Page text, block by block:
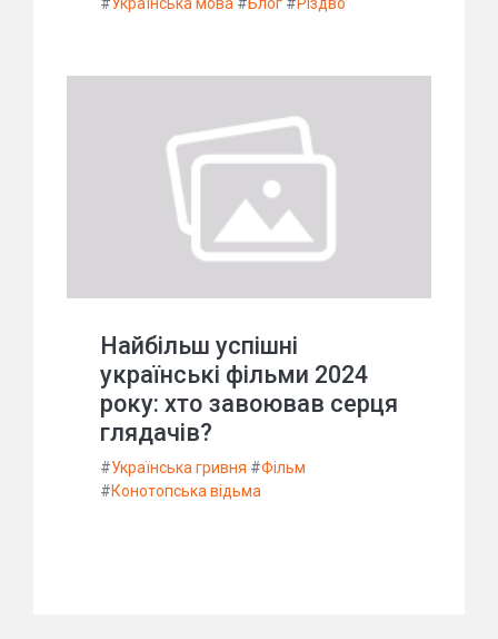
Найбільш успішні
українські фільми 2024
року: хто завоював серця
глядачів?
#Українська гривня #Фільм
#Конотопська відьма